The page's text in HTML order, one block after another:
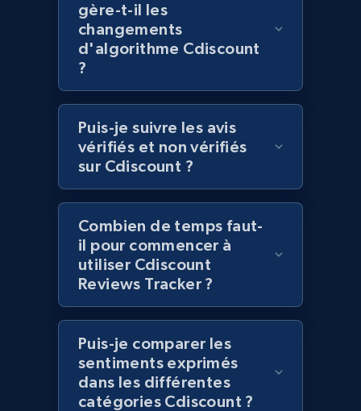
Lazada - Products - Discover products by
category URL or brand URL
165+
Lazada - Products - Discover products by
seller URL
URL, Title, Rating, Reviews, Initial price, Final
price, Currency, Stock, and more.
991+ 165+ Commencer
gère-t-il les
changements
d'algorithme Cdiscount
?
Puis-je suivre les avis
vérifiés et non vérifiés
sur Cdiscount ?
Combien de temps faut-
il pour commencer à
utiliser Cdiscount
Reviews Tracker ?
Puis-je comparer les
sentiments exprimés
dans les différentes
catégories Cdiscount ?